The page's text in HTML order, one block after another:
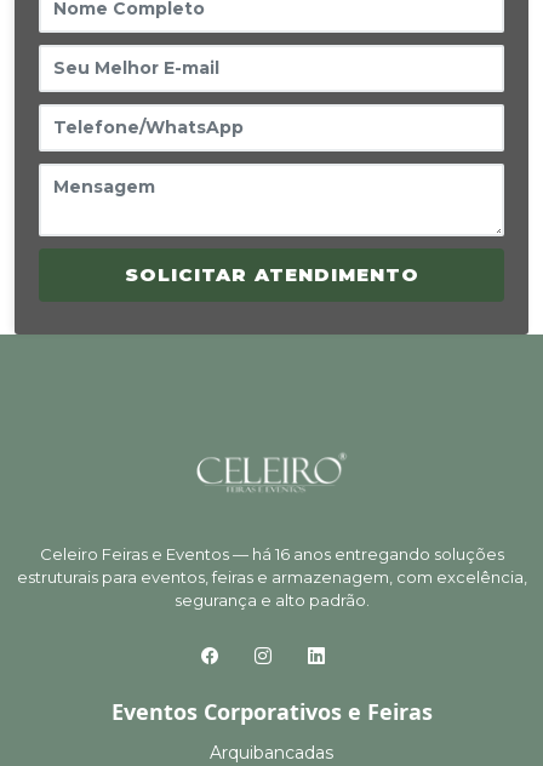
SOLICITAR ATENDIMENTO
Celeiro Feiras e Eventos — há 16 anos entregando soluções
estruturais para eventos, feiras e armazenagem, com excelência,
segurança e alto padrão.
Eventos Corporativos e Feiras
Arquibancadas